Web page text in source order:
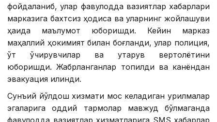
фойдаланиб, улар фавқулодда вазиятлар хабарлари
марказига бахтсиз ҳодиса ва уларнинг жойлашуви
ҳақида маълумот юборишди. Кейин марказ
маҳаллий ҳокимият билан боғланди, улар полиция,
ўт ўчирувчилар ва қутқарув вертолётини
юборишди. Жабрланганлар топилди ва канёндан
эвакуация қилинди.
Сунъий йўлдош хизмати мос келадиган қурилмалар
эгаларига оддий тармоқлар мавжуд бўлмаганда